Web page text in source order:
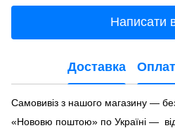
Написати
Доставка
Самовивіз з нашого магазину —
«Нововю поштою» по Україні — від